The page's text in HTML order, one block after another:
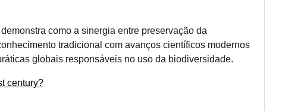
como a sinergia entre preservação da
tradicional com avanços científicos modernos
globais responsáveis no uso da biodiversidade.
century?